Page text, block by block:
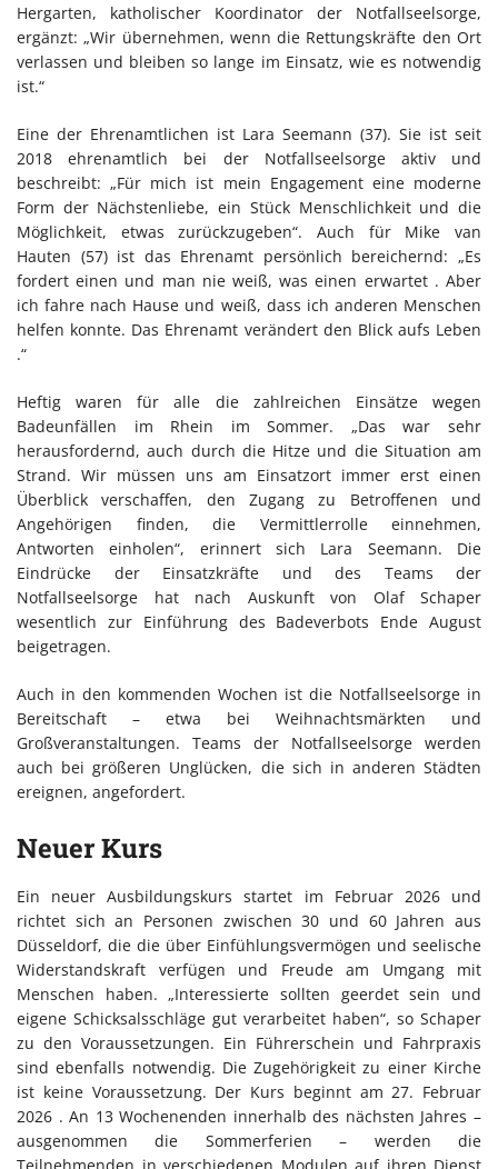
Hergarten, katholischer Koordinator der Notfallseelsorge,
ergänzt: „Wir übernehmen, wenn die Rettungskräfte den Ort
verlassen und bleiben so lange im Einsatz, wie es notwendig
ist.“
Eine der Ehrenamtlichen ist Lara Seemann (37). Sie ist seit
2018 ehrenamtlich bei der Notfallseelsorge aktiv und
beschreibt: „Für mich ist mein Engagement eine moderne
Form der Nächstenliebe, ein Stück Menschlichkeit und die
Möglichkeit, etwas zurückzugeben“. Auch für Mike van
Hauten (57) ist das Ehrenamt persönlich bereichernd: „Es
fordert einen und man nie weiß, was einen erwartet . Aber
ich fahre nach Hause und weiß, dass ich anderen Menschen
helfen konnte. Das Ehrenamt verändert den Blick aufs Leben
.“
Heftig waren für alle die zahlreichen Einsätze wegen
Badeunfällen im Rhein im Sommer. „Das war sehr
herausfordernd, auch durch die Hitze und die Situation am
Strand. Wir müssen uns am Einsatzort immer erst einen
Überblick verschaffen, den Zugang zu Betroffenen und
Angehörigen finden, die Vermittlerrolle einnehmen,
Antworten einholen“, erinnert sich Lara Seemann. Die
Eindrücke der Einsatzkräfte und des Teams der
Notfallseelsorge hat nach Auskunft von Olaf Schaper
wesentlich zur Einführung des Badeverbots Ende August
beigetragen.
Auch in den kommenden Wochen ist die Notfallseelsorge in
Bereitschaft – etwa bei Weihnachtsmärkten und
Großveranstaltungen. Teams der Notfallseelsorge werden
auch bei größeren Unglücken, die sich in anderen Städten
ereignen, angefordert.
Neuer Kurs
Ein neuer Ausbildungskurs startet im Februar 2026 und
richtet sich an Personen zwischen 30 und 60 Jahren aus
Düsseldorf, die die über Einfühlungsvermögen und seelische
Widerstandskraft verfügen und Freude am Umgang mit
Menschen haben. „Interessierte sollten geerdet sein und
eigene Schicksalsschläge gut verarbeitet haben“, so Schaper
zu den Voraussetzungen. Ein Führerschein und Fahrpraxis
sind ebenfalls notwendig. Die Zugehörigkeit zu einer Kirche
ist keine Voraussetzung. Der Kurs beginnt am 27. Februar
2026 . An 13 Wochenenden innerhalb des nächsten Jahres –
ausgenommen die Sommerferien – werden die
Teilnehmenden in verschiedenen Modulen auf ihren Dienst